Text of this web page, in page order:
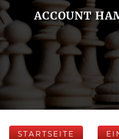
ACCOUNT
STARTSEITE